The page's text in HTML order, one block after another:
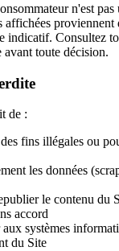
n'est
proviennent
indicatif. Consultez
toute décision.
de :
fins illégales ou
les données
le contenu du
accord
systèmes
du Site